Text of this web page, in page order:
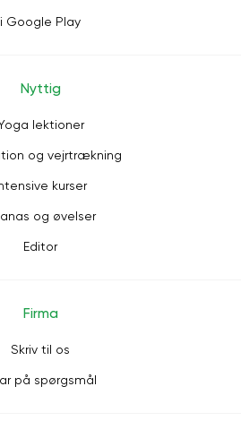
i Google Play
Nyttig
lektioner
og vejrtrækning
kurser
og øvelser
Editor
Firma
Skriv til os
på spørgsmål